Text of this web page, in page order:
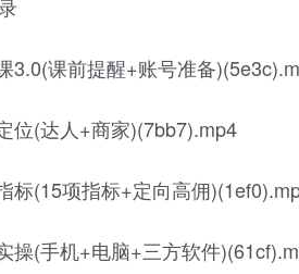
3.0(课前提醒+账号准备
位(达人+商家)(7bb7).mp4
标(15项指标+定向高佣
操(手机+电脑+三方软件